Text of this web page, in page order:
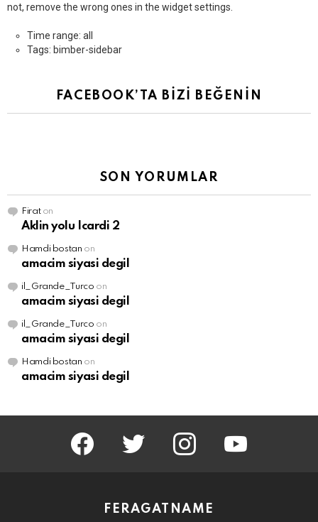
not, remove the wrong ones in the widget settings.
Time range: all
Tags: bimber-sidebar
FACEBOOK’TA BİZİ BEĞENİN
SON YORUMLAR
Firaton
Aklin yolu Icardi 2
Hamdi bostan on
amacim siyasi degil
il_Grande_Turco on
amacim siyasi degil
il_Grande_Turco on
amacim siyasi degil
Hamdi bostan on
amacim siyasi degil
facebook twitter instagram youtube
FERAGATNAME